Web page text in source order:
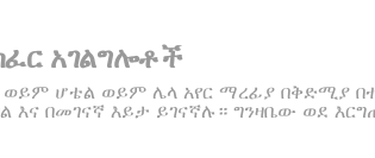
አገልግሎቶች
ሆቴል ወይም ሌላ አየር ማረፊያ በቅድሚያ
እና በመገናኛ እይታ ይገናኛሉ። ግንዛቤው ወደ